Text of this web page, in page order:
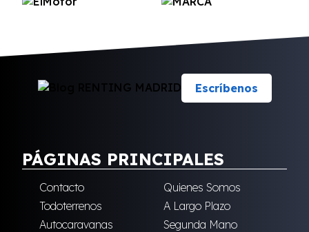
Escríbenos
PÁGINAS PRINCIPALES
Contacto
Quienes Somos
Todoterrenos
A Largo Plazo
Autocaravanas
Segunda Mano